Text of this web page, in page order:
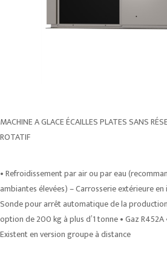
MACHINE A GLACE ÉCAILLES PLATES SANS
ROTATIF
• Refroidissement par air ou par eau
ambiantes élevées) – Carrosserie extérieure
Sonde pour arrêt automatique de la
option de 200 kg à plus d’1 tonne • Gaz
Existent en version groupe à distance